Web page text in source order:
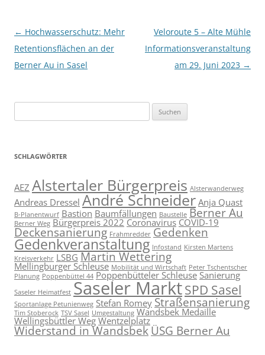
Beitragsnavigation
← Hochwasserschutz: Mehr
Retentionsflächen an der
Berner Au in Sasel
Veloroute 5 – Alte Mühle
Informationsveranstaltung
am 29. Juni 2023 →
nach:
SCHLAGWÖRTER
AEZ Alstertaler Bürgerpreis Alsterwanderweg
Andreas Dressel André SchneiderAnja Quast
B-Planentwurf Bastion Baumfällungen Baustelle Berner Au
Berner Weg Bürgerpreis 2022CoronavirusCOVID-19
Deckensanierung Frahmredder Gedenken
Gedenkveranstaltung Infostand Kirsten Martens
Kreisverkehr LSBG Martin Wettering
Mellingburger Schleuse Mobilität und Wirtschaft Peter Tschentscher
Planung Poppenbüttel 44 Poppenbütteler SchleuseSanierung
Saseler Heimatfest Saseler MarktSPD Sasel
Sportanlage Petunienweg Stefan Romey Straßensanierung
Tim Stoberock TSV Sasel Umgestaltung Wandsbek Medaille
Wellingsbüttler WegWentzelplatz
Widerstand in Wandsbek ÜSG Berner Au